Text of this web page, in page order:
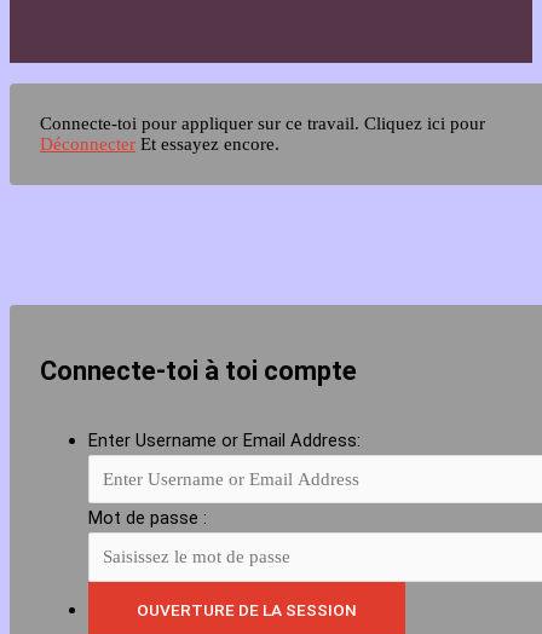
Connecte-toi pour appliquer sur ce travail. Cliquez ici pour
Déconnecter Et essayez encore.
Connecte-toi à toi compte
Enter Username or Email Address:
Mot de passe :